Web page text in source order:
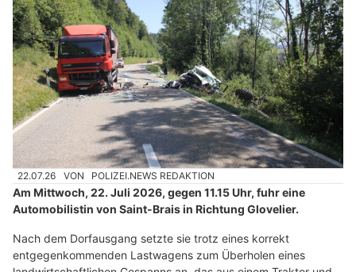
22.07.26 VON POLIZEI.NEWS REDAKTION
Am Mittwoch, 22. Juli 2026, gegen 11.15 Uhr, fuhr eine
Automobilistin von Saint-Brais in Richtung Glovelier.
Nach dem Dorfausgang setzte sie trotz eines korrekt
entgegenkommenden Lastwagens zum Überholen eines